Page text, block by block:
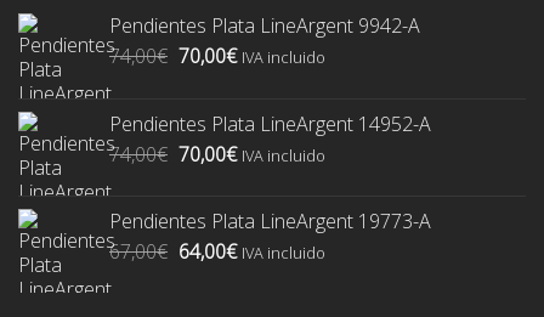
Pendientes Plata LineArgent 9942-A
74,00€ El
era:
74,00€.
70,00€El
es:
70,00€.
IVA incluido
Pendientes Plata LineArgent 14952-A
74,00€ El
era:
74,00€.
70,00€El
es:
70,00€.
IVA incluido
Pendientes Plata LineArgent 19773-A
67,00€ El
64,00€ElIVA incluido